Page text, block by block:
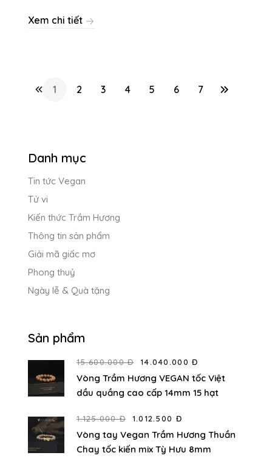
Xem chi tiết
1 2 3 4 5 6 7
Danh mục
Tin tức Vegan
Tử vi
Kiến thức Trầm Hương
Thông tin sản phẩm
Giải mã giấc mơ
Phong thuỷ
Ngày lễ & Quà tặng
Sản phẩm
15.600.000 Đ 14.040.000 Đ
Vòng Trầm Hương VEGAN tốc Việt
dầu quầng cao cấp 14mm 15 hạt
1.125.000 Đ 1.012.500 Đ
Vòng tay Vegan Trầm Hương Thuần
Chay tốc kiến mix Tỳ Hưu 8mm